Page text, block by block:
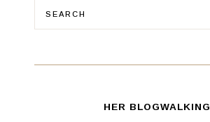
HER BLOGWALKING